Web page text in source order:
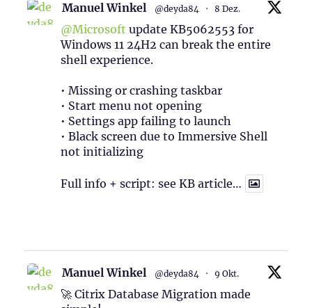
Manuel Winkel @deyda84 · 8 Dez.
@Microsoft update KB5062553 for
Windows 11 24H2 can break the entire
shell experience.
• Missing or crashing taskbar
• Start menu not opening
• Settings app failing to launch
• Black screen due to Immersive Shell
not initializing
Full info + script: see KB article…
Manuel Winkel @deyda84 · 9 Okt.
🚀 Citrix Database Migration made